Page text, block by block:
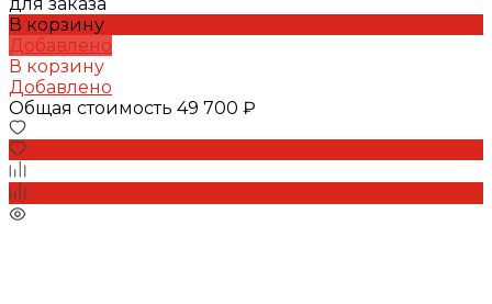
В корзину
Добавлено
В корзину
Добавлено
Общая стоимость 49 700 ₽